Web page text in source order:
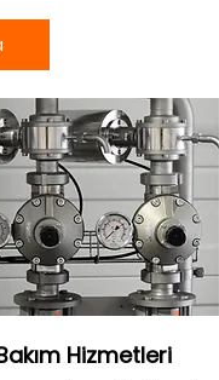
Hizmetleri